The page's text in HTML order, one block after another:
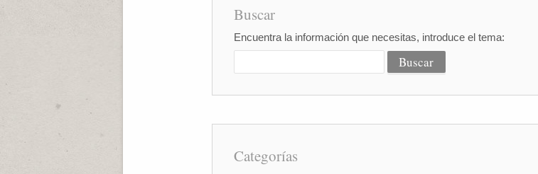
Buscar
Encuentra la información que necesitas, introduce el tema:
Categorías